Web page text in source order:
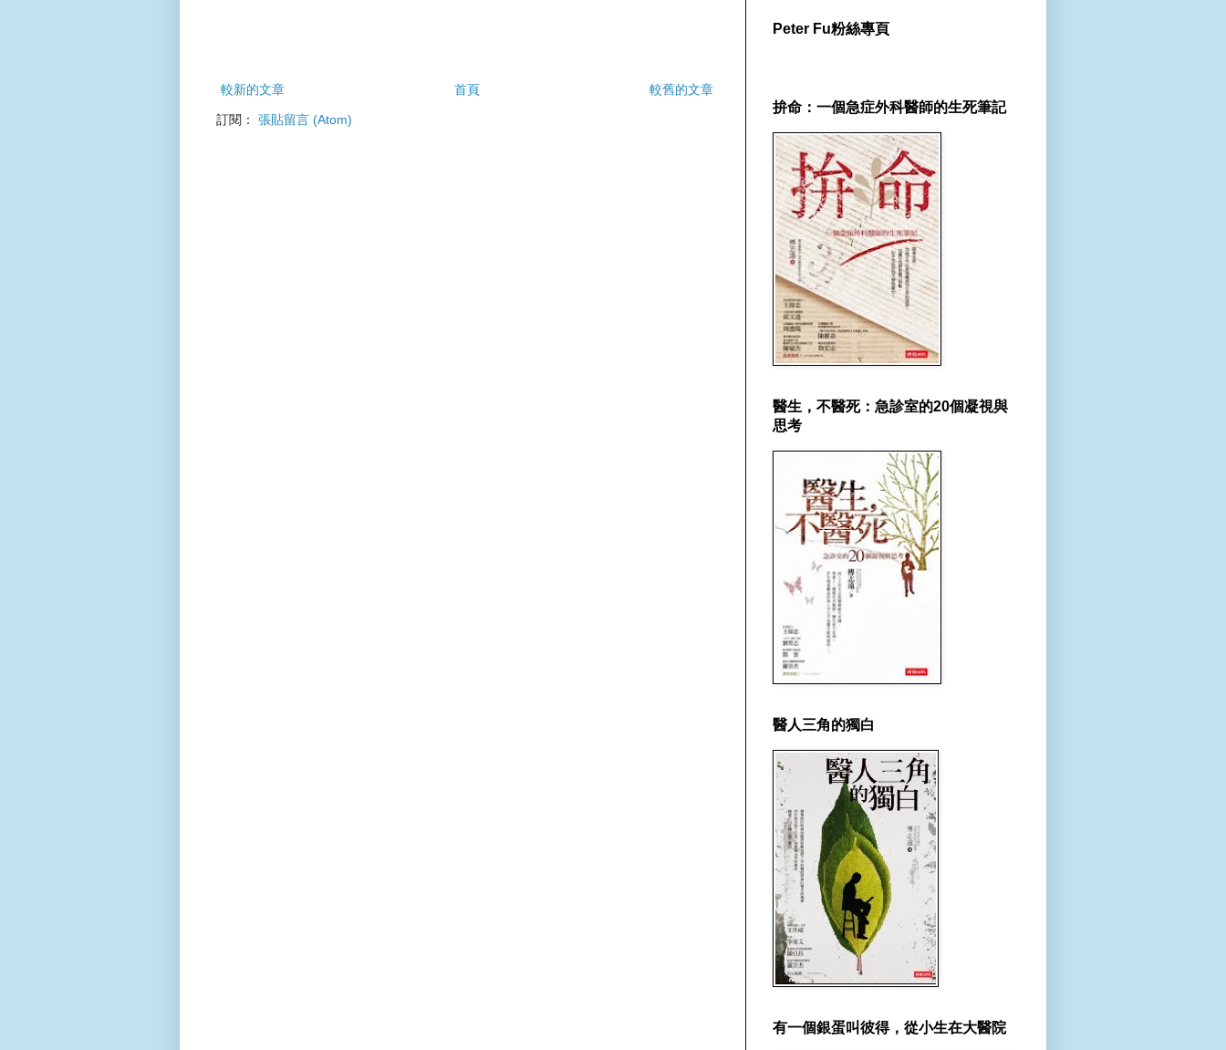
較新的文章 較舊的文章
首頁
訂閱： 張貼留言 (Atom)
Peter Fu粉絲專頁
拚命：一個急症外科醫師的生死筆記
醫生，不醫死：急診室的20個凝視與
思考
醫人三角的獨白
有一個銀蛋叫彼得，從小生在大醫院